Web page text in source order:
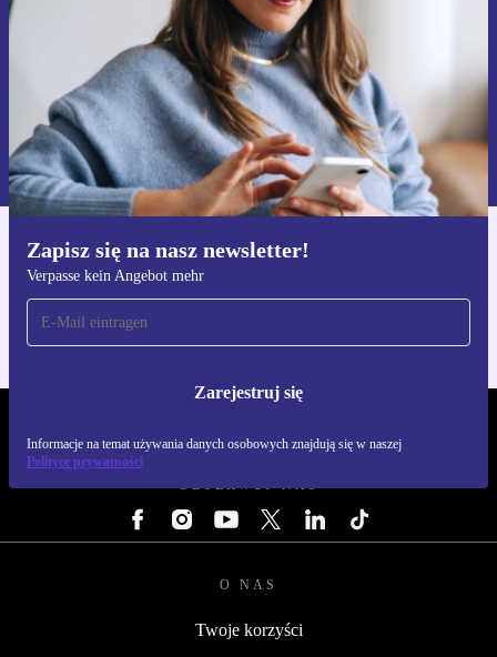
Zapisz się na nasz newsletter!
Verpasse kein Angebot mehr
Zarejestruj się
Informacje na temat używania danych osobowych znajdują się w naszej
Polityce prywatności
Zarejestruj się
Informacje na temat używania danych osobowych znajdują się w
naszej
Polityce prywatności
Pobierz aplikację refurbed
Dla iOS i Android
OBSERWUJ NAS
O NAS
Twoje korzyści